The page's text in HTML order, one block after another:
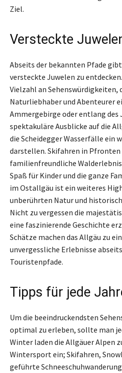
Ziel.
Versteckte
Abseits der bekannten Pfade
versteckte Juwelen zu
Vielzahl an Sehenswürdigkeiten,
Naturliebhaber und Abenteurer
Ammergebirge oder entlang des
spektakuläre Ausblicke auf die
die Scheidegger Wasserfälle ein
darstellen. Skifahren in Pfronten
familienfreundliche
Spaß für Kinder und die ganze
im Ostallgäu ist ein weiteres
unberührten Natur und
Nicht zu vergessen die
eine faszinierende Geschichte
Schätze machen das Allgäu zu
unvergessliche Erlebnisse
Touristenpfade.
Tipps für jede
Um die beeindruckendsten
optimal zu erleben, sollte man
Winter laden die Allgäuer Alpen
Wintersport ein; Skifahren,
geführte